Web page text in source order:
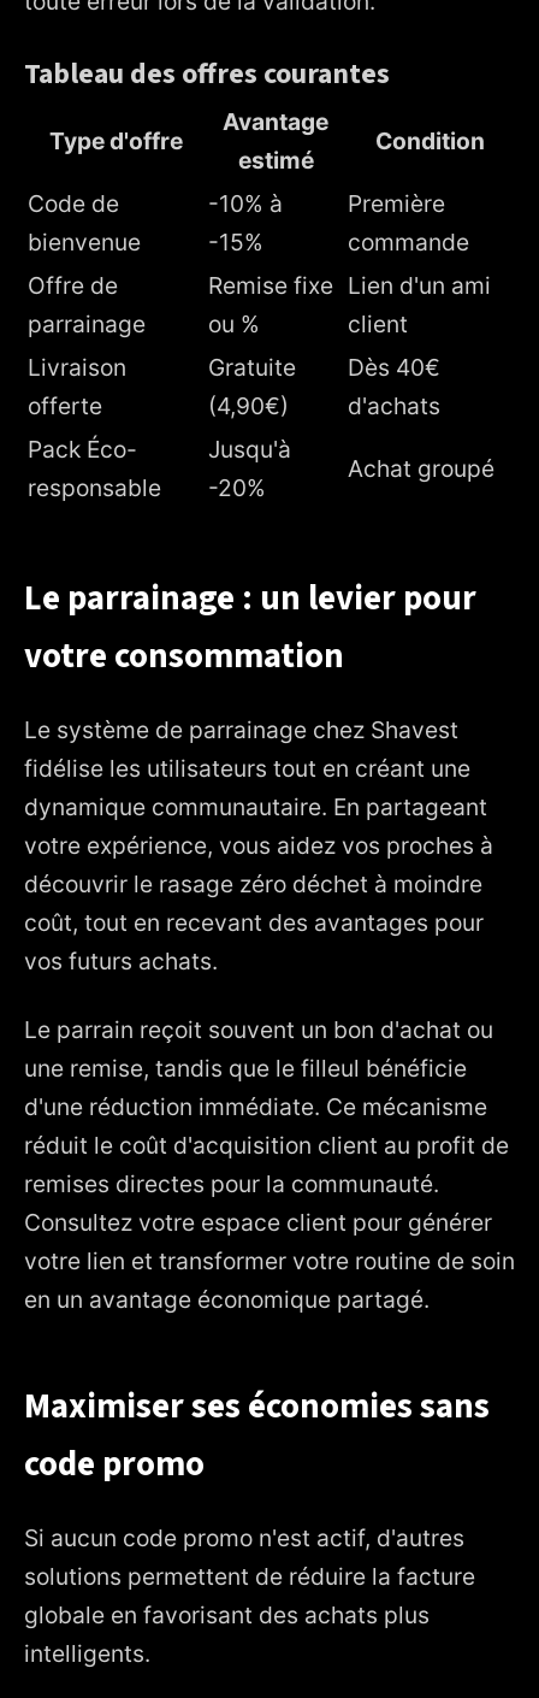
Tableau des offres courantes
Type d'offre
Avantage
estimé
Condition
Code de
bienvenue
-10% à
-15%
Première
commande
Offre de
parrainage
Remise fixe
ou %
Lien d'un ami
client
Livraison
offerte
Gratuite
(4,90€)
Dès 40€
d'achats
Pack Éco-
responsable
Jusqu'à
-20%
Achat groupé
Le parrainage : un levier pour
votre consommation
Le système de parrainage chez Shavest
fidélise les utilisateurs tout en créant une
dynamique communautaire. En partageant
votre expérience, vous aidez vos proches à
découvrir le rasage zéro déchet à moindre
coût, tout en recevant des avantages pour
vos futurs achats.
Le parrain reçoit souvent un bon d'achat ou
une remise, tandis que le filleul bénéficie
d'une réduction immédiate. Ce mécanisme
réduit le coût d'acquisition client au profit de
remises directes pour la communauté.
Consultez votre espace client pour générer
votre lien et transformer votre routine de soin
en un avantage économique partagé.
Maximiser ses économies sans
code promo
Si aucun code promo n'est actif, d'autres
solutions permettent de réduire la facture
globale en favorisant des achats plus
intelligents.